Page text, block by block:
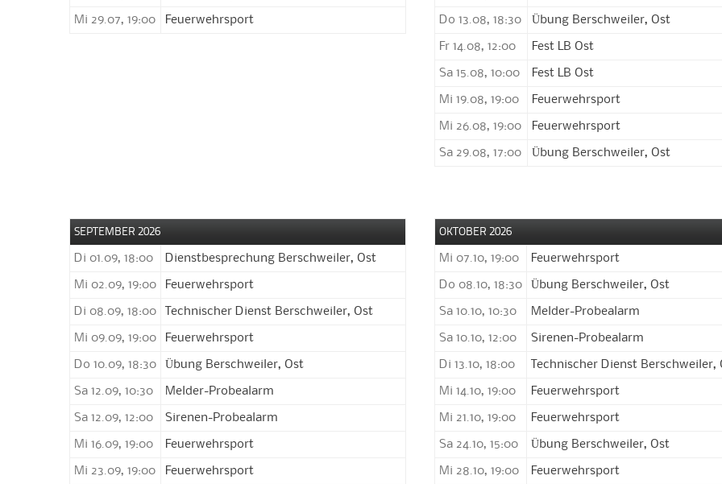
Mi 29.07, 19:00 Feuerwehrsport Do 13.08, 18:30 Übung Berschweiler, Ost
Fr 14.08, 12:00 Fest LB Ost
Sa 15.08, 10:00 Fest LB Ost
Mi 19.08, 19:00 Feuerwehrsport
Mi 26.08, 19:00 Feuerwehrsport
Sa 29.08, 17:00 Übung Berschweiler, Ost
SEPTEMBER 2026
Di 01.09, 18:00 Dienstbesprechung Berschweiler, Ost
Mi 02.09, 19:00 Feuerwehrsport
Di 08.09, 18:00 Technischer Dienst Berschweiler, Ost
Mi 09.09, 19:00 Feuerwehrsport
Do 10.09, 18:30 Übung Berschweiler, Ost
Sa 12.09, 10:30 Melder-Probealarm
Sa 12.09, 12:00 Sirenen-Probealarm
Mi 16.09, 19:00 Feuerwehrsport
Mi 23.09, 19:00 Feuerwehrsport
OKTOBER 2026
Mi 07.10, 19:00 Feuerwehrsport
Do 08.10, 18:30 Übung Berschweiler, Ost
Sa 10.10, 10:30 Melder-Probealarm
Sa 10.10, 12:00 Sirenen-Probealarm
Di 13.10, 18:00 Technischer Dienst Berschweiler,
Mi 14.10, 19:00 Feuerwehrsport
Mi 21.10, 19:00 Feuerwehrsport
Sa 24.10, 15:00 Übung Berschweiler, Ost
Mi 28.10, 19:00 Feuerwehrsport